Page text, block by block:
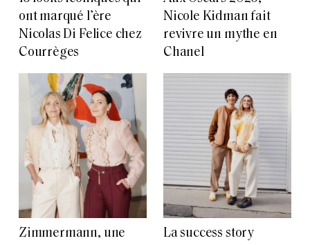
ont marqué l’ère
Nicolas Di Felice chez
Courrèges
Nicole Kidman fait
revivre un mythe en
Chanel
Zimmermann, une
La success story